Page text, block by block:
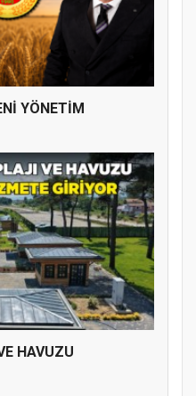
YÖNETİM
HAVUZU